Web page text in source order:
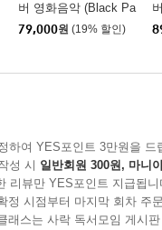
버 영화음악 (Black Pa
nther: Wakanda Foreve
r Music From and Inspi
러 2LP]
79,000원 (19% 할인)
하여 YES포인트 3만원을 드
성 시 일반회원 300원, 마니
리뷰만 YES포인트 지급됩니
정 시점부터 마지막 회차 주
래스는 사락 독서모임 게시